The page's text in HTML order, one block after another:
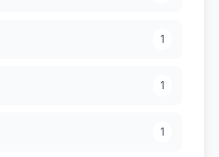
1
1
1